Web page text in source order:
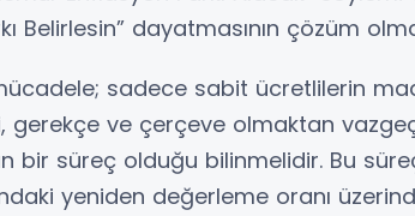
Belirlesin” dayatmasının çözüm
sadece sabit ücretlilerin
gerekçe ve çerçeve olmaktan
bir süreç olduğu bilinmelidir. Bu
yeniden değerleme oranı